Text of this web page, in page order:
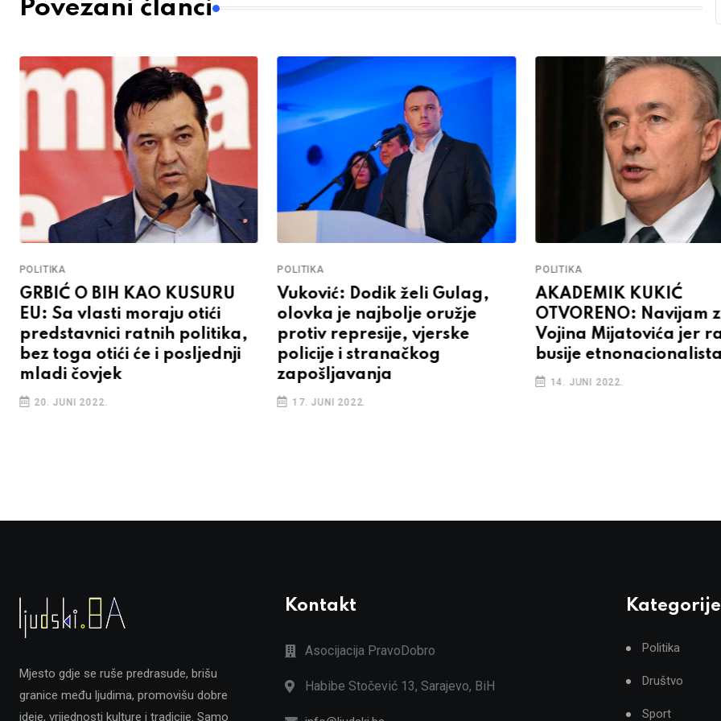
Povezani članci
POLITIKA
GRBIĆ O BIH KAO KUSURU
EU: Sa vlasti moraju otići
predstavnici ratnih politika,
bez toga otići će i posljednji
mladi čovjek
20. JUNI 2022.
POLITIKA
Vuković: Dodik želi Gulag,
olovka je najbolje oružje
protiv represije, vjerske
policije i stranačkog
zapošljavanja
17. JUNI 2022.
POLITIKA
AKADEMIK KUKIĆ
OTVORENO: Navijam
Vojina Mijatovića jer
busije etnonacionalista
14. JUNI 2022.
Mjesto gdje se ruše predrasude, brišu
granice među ljudima, promovišu dobre
ideje, vrijednosti kulture i tradicije. Samo
Kontakt
Asocijacija PravoDobro
Habibe Stočević 13, Sarajevo, BiH
Kategorije
Politika
Društvo
Sport